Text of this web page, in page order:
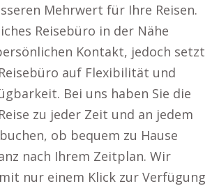
Mehrwert für Ihre Reisen.
Reisebüro in der Nähe
Kontakt, jedoch setzt
auf Flexibilität und
Bei uns haben Sie die
zu jeder Zeit und an jedem
ob bequem zu Hause
nach Ihrem Zeitplan. Wir
nur einem Klick zur Verfügung